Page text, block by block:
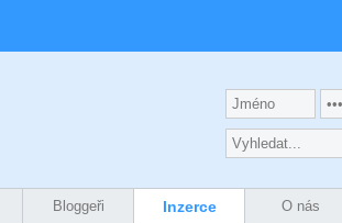
Bloggeři Inzerce O nás